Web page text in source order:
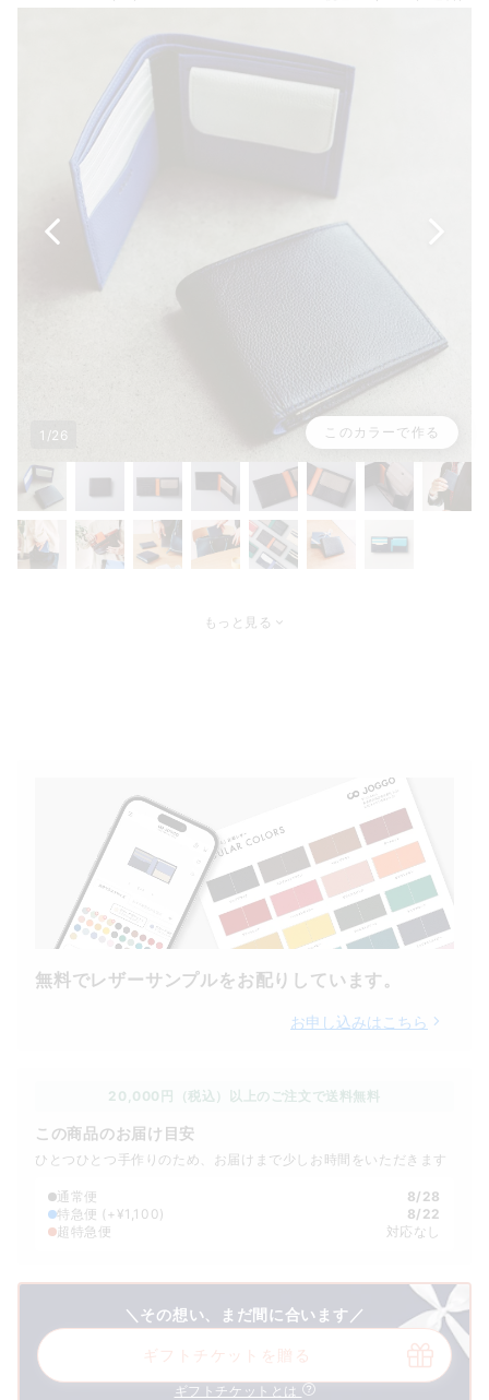
1/26 このカラーで作る
もっと見る
無料でレザーサンプルをお配りしています。
お申し込みはこちら
20,000円（税込）以上のご注文で送料無料
この商品のお届け目安
ひとつひとつ手作りのため、お届けまで少しお時間をいただきます
通常便
8/28
特急便 (+¥1,100)
8/22
超特急便
対応なし
＼その想い、まだ間に合います／
ギフトチケットを贈る
ギフトチケットとは